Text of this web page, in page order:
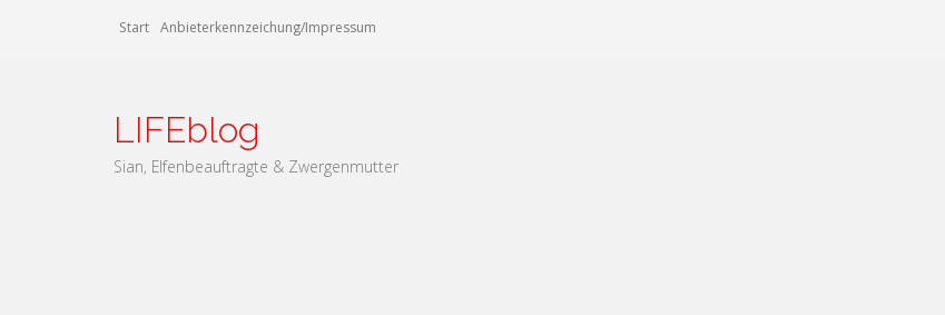
Start Anbieterkennzeichung/Impressum
LIFEblog
Sian, Elfenbeauftragte & Zwergenmutter